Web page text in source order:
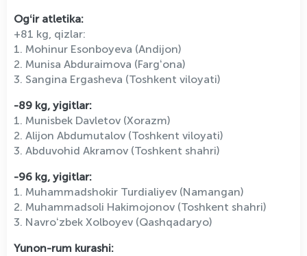
Ogʻir atletika:
+81 kg, qizlar:
1. Mohinur Esonboyeva (Andijon)
2. Munisa Abduraimova (Fargʻona)
3. Sangina Ergasheva (Toshkent viloyati)
-89 kg, yigitlar:
1. Munisbek Davletov (Xorazm)
2. Alijon Abdumutalov (Toshkent viloyati)
3. Abduvohid Akramov (Toshkent shahri)
-96 kg, yigitlar:
1. Muhammadshokir Turdialiyev (Namangan)
2. Muhammadsoli Hakimojonov (Toshkent shahri)
3. Navroʻzbek Xolboyev (Qashqadaryo)
Yunon-rum kurashi: